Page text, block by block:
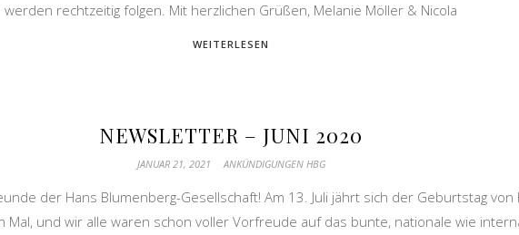
werden rechtzeitig folgen. Mit herzlichen Grüßen, Melanie Möller & Nicola
WEITERLESEN
NEWSLETTER – JUNI 2020
JANUAR 21, 2021 ANKÜNDIGUNGEN HBG
der Hans Blumenberg-Gesellschaft! Am 13. Juli jährt sich der Geburtstag von
Mal, und wir alle waren schon voller Vorfreude auf das bunte, nationale wie